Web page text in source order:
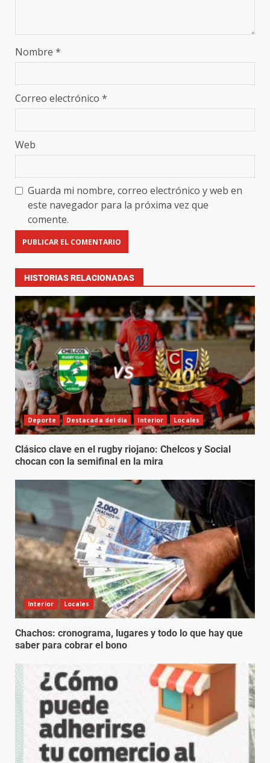
Nombre *
Correo electrónico *
Web
Guarda mi nombre, correo electrónico y web en
este navegador para la próxima vez que
comente.
HISTORIAS RELACIONADAS
Deporte Destacada del día Interior Locales
Clásico clave en el rugby riojano: Chelcos y Social
chocan con la semifinal en la mira
Interior Locales
Chachos: cronograma, lugares y todo lo que hay que
saber para cobrar el bono